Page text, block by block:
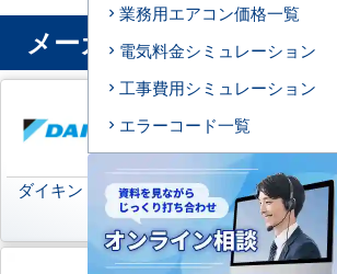
メーカー から業務用エ
ダイキン
日本キヤリア
(旧:東芝キヤリア)
業務用エアコン価格一覧
電気料金シミュレーション
工事費用シミュレーション
エラーコード一覧